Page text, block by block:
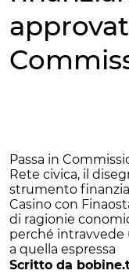
Passa in
Rete civica, il
strumento
Casino con
di ragionie
perché intravvede
a quella espressa
Scritto da